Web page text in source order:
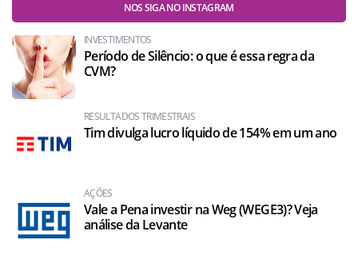
NOS SIGA NO INSTAGRAM
INVESTIMENTOS
Período de Silêncio: o que é essa regra da
CVM?
RESULTADOS TRIMESTRAIS
Tim divulga lucro líquido de 154% em um ano
AÇÕES
Vale a Pena investir na Weg (WEGE3)? Veja
análise da Levante